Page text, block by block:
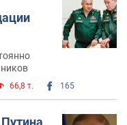
66,8 т. 165